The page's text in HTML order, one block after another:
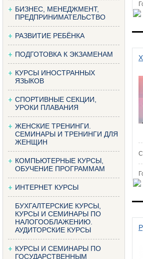
БИЗНЕС, МЕНЕДЖМЕНТ,
ПРЕДПРИНИМАТЕЛЬСТВО
РАЗВИТИЕ РЕБЁНКА
ПОДГОТОВКА К ЭКЗАМЕНАМ
КУРСЫ ИНОСТРАННЫХ
ЯЗЫКОВ
СПОРТИВНЫЕ СЕКЦИИ,
УРОКИ ПЛАВАНИЯ
ЖЕНСКИЕ ТРЕНИНГИ.
СЕМИНАРЫ И ТРЕНИНГИ ДЛЯ
ЖЕНЩИН
КОМПЬЮТЕРНЫЕ КУРСЫ,
ОБУЧЕНИЕ ПРОГРАММАМ
ИНТЕРНЕТ КУРСЫ
БУХГАЛТЕРСКИЕ КУРСЫ,
КУРСЫ И СЕМИНАРЫ ПО
НАЛОГООБЛАЖЕНИЮ.
АУДИТОРСКИЕ КУРСЫ
КУРСЫ И СЕМИНАРЫ ПО
ГОСУДАРСТВЕННЫМ